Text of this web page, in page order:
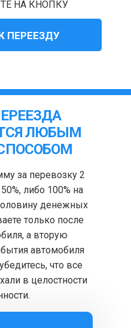
НА КНОПКУ
ПЕРЕЕЗДУ
ЛЮБЫМ
за перевозку 2
либо 100% на
денежных
только после
а вторую
автомобиля
что все
в целостности